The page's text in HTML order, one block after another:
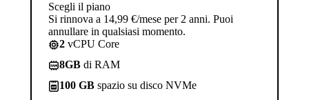
Scegli il piano
Si rinnova a 14,99 €/mese per 2 anni. Puoi
annullare in qualsiasi momento.
2 vCPU Core
8GB di RAM
100 GB spazio su disco NVMe